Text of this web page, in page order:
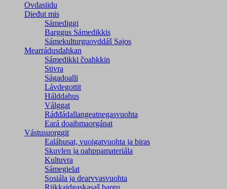
Ovdasiidu
Dieđut mis
Sámediggi
Barggus Sámedikkis
Sámekulturguovddáš Sajos
Mearrádusdahkan
Sámedikki čoahkkin
Stivra
Ságadoalli
Lávdegottit
Hálddahus
Válggat
Ráđđádallangeatnegas­vuohta
Eará doaibmaorgánat
Vástusuorggit
Ealáhusat, vuoigatvuohta ja biras
Skuvlen ja oahppamateriála
Kultuvra
Sámegielat
Sosiála ja dearvvasvuohta
Riikkaidgaskasaš bargu